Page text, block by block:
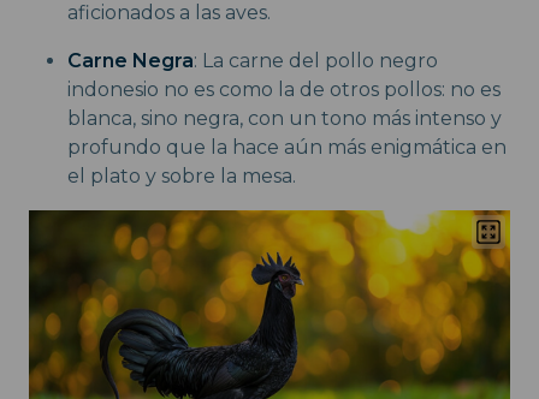
aficionados a las aves.
Carne Negra: La carne del pollo negro
indonesio no es como la de otros pollos: no es
blanca, sino negra, con un tono más intenso y
profundo que la hace aún más enigmática en
el plato y sobre la mesa.